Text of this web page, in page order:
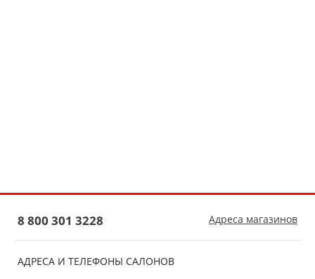
АДРЕСА И ТЕЛЕФОНЫ САЛОНОВ
8 800 301 3228 Адреса магазинов